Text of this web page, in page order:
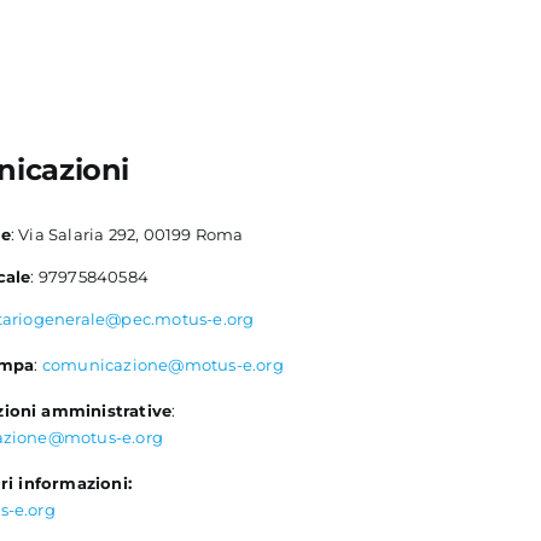
: Via Salaria 292, 00199 Roma
: 97975840584
e.org
: comunicazione@motus-e.org
amministrative:
e.org
informazioni:
e.org